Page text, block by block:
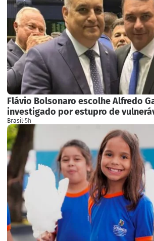
Flávio Bolsonaro escolhe Alfredo
investigado por estupro de
Brasil·5h